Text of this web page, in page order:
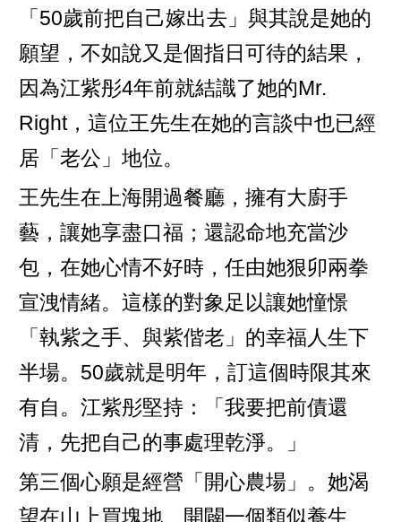
「50歲前把自己嫁出去」與其說是她的
願望，不如說又是個指日可待的結果，
因為江紫彤4年前就結識了她的Mr.
Right，這位王先生在她的言談中也已經
居「老公」地位。
王先生在上海開過餐廳，擁有大廚手
藝，讓她享盡口福；還認命地充當沙
包，在她心情不好時，任由她狠卯兩拳
宣洩情緒。這樣的對象足以讓她憧憬
「執紫之手、與紫偕老」的幸福人生下
半場。50歲就是明年，訂這個時限其來
有自。江紫彤堅持：「我要把前債還
清，先把自己的事處理乾淨。」
第三個心願是經營「開心農場」。她渴
望在山上買塊地、開闢一個類似養生